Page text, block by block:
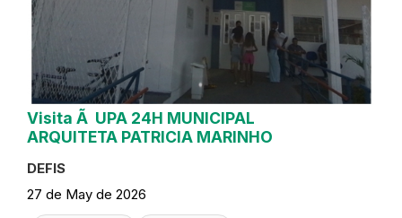
Visita Ã UPA 24H MUNICIPAL
ARQUITETA PATRICIA MARINHO
DEFIS
27 de May de 2026